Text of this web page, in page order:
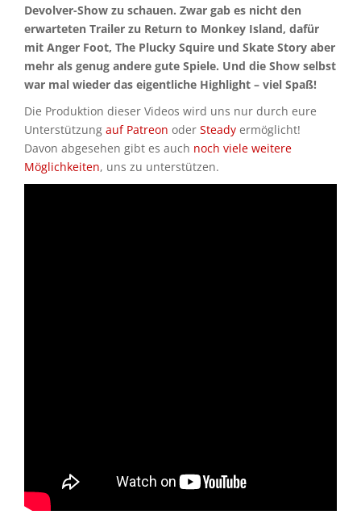
Devolver-Show zu schauen. Zwar gab es nicht den
erwarteten Trailer zu Return to Monkey Island, dafür
mit Anger Foot, The Plucky Squire und Skate Story aber
mehr als genug andere gute Spiele. Und die Show selbst
war mal wieder das eigentliche Highlight – viel Spaß!
Die Produktion dieser Videos wird uns nur durch eure
Unterstützung auf Patreon oder Steady ermöglicht!
Davon abgesehen gibt es auch noch viele weitere
Möglichkeiten, uns zu unterstützen.